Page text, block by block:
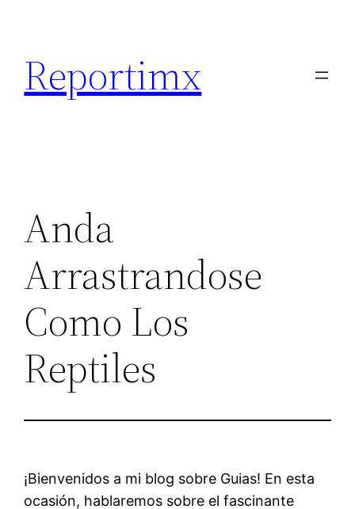
contenido
Reportimx
Anda
Arrastrandose
Como Los
Reptiles
¡Bienvenidos a mi blog sobre Guias! En esta
ocasión, hablaremos sobre el fascinante